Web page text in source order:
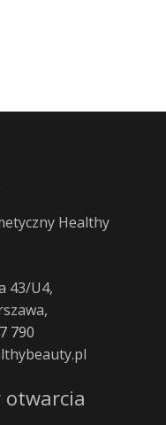
Healthy
43/U4,
790
otwarcia